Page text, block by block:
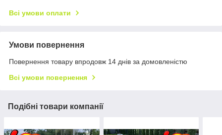
Всі умови оплати
Умови повернення
Повернення товару впродовж 14 днів за домовленістю
Всі умови повернення
Подібні товари компанії